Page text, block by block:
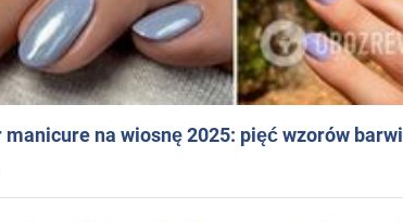
na wiosnę 2025: pięć wzorów